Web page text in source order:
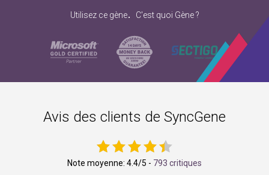
Utilisez ce gène. C'est quoi Gène ?
Avis des clients de SyncGene
Note moyenne: 4.4/5 - 793 critiques